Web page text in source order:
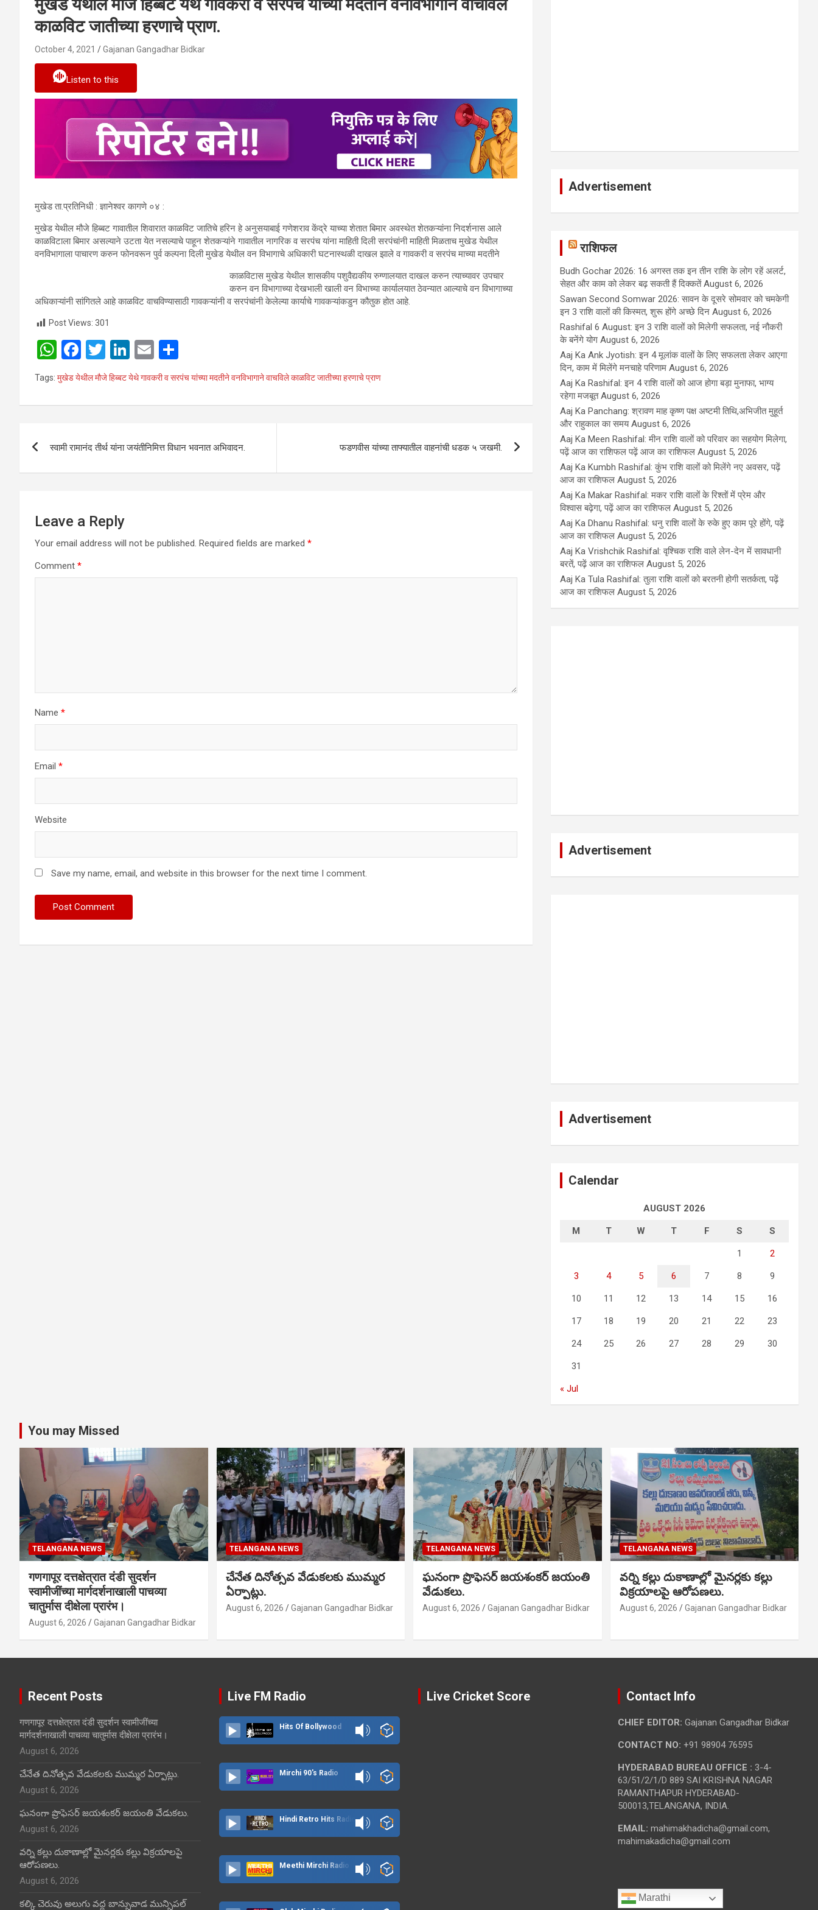
मुखेड येथील मौजे हिब्बट येथे गावकरी व सरपंच यांच्या मदतीने वनविभागाने वाचविले
काळविट जातीच्या हरणाचे प्राण.
October 4, 2021 Gajanan Gangadhar Bidkar
Listen to this
मुखेड ता.प्रतिनिधी : ज्ञानेश्वर कागणे ०४ :
मुखेड येथील मौजे हिब्बट गावातील शिवारात काळविट जातिचे हरिन हे अनुसयाबाई गणेशराव केंद्रे याच्या शेतात बिमार अवस्थेत शेतकऱ्यांना निदर्शनास आले
काळविटाला बिमार असल्याने उटता येत नसल्याचे पाहून शेतकऱ्यांने गावातील नागरिक व सरपंच यांना माहिती दिली सरपंचांनी माहिती मिळताच मुखेड येथील
वनविभागाला पाचारण करुन फोनवरून पुर्व कल्पना दिली मुखेड येथील वन विभागाचे अधिकारी घटनास्थळी दाखल झाले व गावकरी व सरपंच माच्या मदतीने
काळविटास मुखेड येथील शासकीय पशुवैद्यकीय रुग्णालयात दाखल करुन त्याच्यावर उपचार
करुन वन विभागाच्या देखभाली खाली वन विभाच्या कार्यालयात ठेवन्यात आल्याचे वन विभागाच्या
अधिकाऱ्यांनी सांगितले आहे काळविट वाचविण्यासाठी गावकऱ्यांनी व सरपंचांनी केलेल्या कार्याचे गावकऱ्यांकडुन कौतुक होत आहे.
Post Views: 301
W
h
at
s
p
F
a
ce
b
o
T
wi
tt
er
Li
n
ke
dI
E
m
ail
h
ar
e
Tags: मुखेड येथील मौजे हिब्बट येथे गावकरी व सरपंच यांच्या मदतीने वनविभागाने वाचविले काळविट जातीच्या हरणाचे प्राण
स्वामी रामानंद तीर्थ यांना जयंतीनिमित्त विधान भवनात अभिवादन. फडणवीस यांच्या ताफ्यातील वाहनांची धडक ५ जखमी.
Leave a Reply
Your email address will not be published. Required fields are marked *
Comment *
Name *
Email *
Website
Save my name, email, and website in this browser for the next time I comment.
Advertisement
राशिफल
Budh Gochar 2026: 16 अगस्त तक इन तीन राशि के लोग रहें अलर्ट,
सेहत और काम को लेकर बढ़ सकती हैं दिक्कतें August 6, 2026
Sawan Second Somwar 2026: सावन के दूसरे सोमवार को चमकेगी
इन 3 राशि वालों की किस्मत, शुरू होंगे अच्छे दिन August 6, 2026
Rashifal 6 August: इन 3 राशि वालों को मिलेगी सफलता, नई नौकरी
के बनेंगे योग August 6, 2026
Aaj Ka Ank Jyotish: इन 4 मूलांक वालों के लिए सफलता लेकर आएगा
दिन, काम में मिलेंगे मनचाहे परिणाम August 6, 2026
Aaj Ka Rashifal: इन 4 राशि वालों को आज होगा बड़ा मुनाफा, भाग्य
रहेगा मजबूत August 6, 2026
Aaj Ka Panchang: श्रावण माह कृष्ण पक्ष अष्टमी तिथि,अभिजीत मुहूर्त
और राहुकाल का समय August 6, 2026
Aaj Ka Meen Rashifal: मीन राशि वालों को परिवार का सहयोग मिलेगा,
पढ़ें आज का राशिफल पढ़ें आज का राशिफल August 5, 2026
Aaj Ka Kumbh Rashifal: कुंभ राशि वालों को मिलेंगे नए अवसर, पढ़ें
आज का राशिफल August 5, 2026
Aaj Ka Makar Rashifal: मकर राशि वालों के रिश्तों में प्रेम और
विश्वास बढ़ेगा, पढ़ें आज का राशिफल August 5, 2026
Aaj Ka Dhanu Rashifal: धनु राशि वालों के रुके हुए काम पूरे होंगे, पढ़ें
आज का राशिफल August 5, 2026
Aaj Ka Vrishchik Rashifal: वृश्चिक राशि वाले लेन-देन में सावधानी
बरतें, पढ़ें आज का राशिफल August 5, 2026
Aaj Ka Tula Rashifal: तुला राशि वालों को बरतनी होगी सतर्कता, पढ़ें
आज का राशिफल August 5, 2026
Advertisement
Advertisement
Calendar
AUGUST 2026
M T W T F S S
1 2
3 4 5 6 7 8 9
10 11 12 13 14 15 16
17 18 19 20 21 22 23
24 25 26 27 28 29 30
31
« Jul
You may Missed
TELANGANA NEWS
गणगापूर दत्तक्षेत्रात दंडी सुदर्शन
स्वामीजींच्या मार्गदर्शनाखाली पाचव्या
चातुर्मास दीक्षेला प्रारंभ।
August 6, 2026 Gajanan Gangadhar Bidkar
TELANGANA NEWS
చేనేత దినోత్సవ వేడుకలకు ముమ్మర
ఏర్పాట్లు.
August 6, 2026 Gajanan Gangadhar Bidkar
TELANGANA NEWS
ఘనంగా ప్రొఫెసర్ జయశంకర్ జయంతి
వేడుకలు.
August 6, 2026 Gajanan Gangadhar Bidkar
TELANGANA NEWS
వర్ని కల్లు దుకాణాల్లో మైనర్లకు కల్లు
విక్రయాలపై ఆరోపణలు.
August 6, 2026 Gajanan Gangadhar Bidkar
Recent Posts
गणगापूर दत्तक्षेत्रात दंडी सुदर्शन स्वामीजींच्या
मार्गदर्शनाखाली पाचव्या चातुर्मास दीक्षेला प्रारंभ।
August 6, 2026
చేనేత దినోత్సవ వేడుకలకు ముమ్మర ఏర్పాట్లు.
August 6, 2026
ఘనంగా ప్రొఫెసర్ జయశంకర్ జయంతి వేడుకలు.
August 6, 2026
వర్ని కల్లు దుకాణాల్లో మైనర్లకు కల్లు విక్రయాలపై
ఆరోపణలు.
August 6, 2026
కల్కి చెరువు అలుగు వద్ద బాన్సువాడ మున్సిపల్
Live FM Radio
Hits Of Bollywood
Mirchi 90's Radio
Hindi Retro Hits Radio
Meethi Mirchi Radio
Live Cricket Score Contact Info
CHIEF EDITOR: Gajanan Gangadhar Bidkar
CONTACT NO: +91 98904 76595
HYDERABAD BUREAU OFFICE : 3-4-
63/51/2/1/D 889 SAI KRISHNA NAGAR
RAMANTHAPUR HYDERABAD-
500013,TELANGANA, INDIA.
EMAIL: mahimakhadicha@gmail.com,
mahimakadicha@gmail.com
Marathi